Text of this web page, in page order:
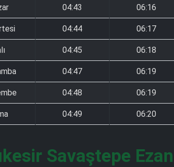
04:43 06:16
04:44 06:17
04:45 06:18
04:47 06:19
04:48 06:19
04:49 06:20
Savaştepe